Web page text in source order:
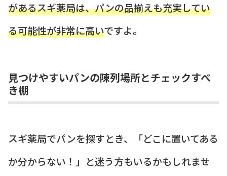
があるスギ薬局は、パンの品揃えも充実してい
る可能性が非常に高いですよ。
見つけやすいパンの陳列場所とチェックすべ
き棚
スギ薬局でパンを探すとき、「どこに置いてある
か分からない！」と迷う方もいるかもしれませ